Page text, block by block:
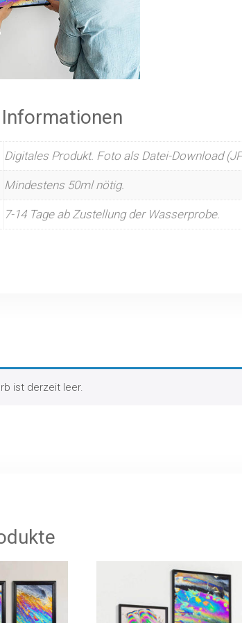
Digitales Produkt. Foto als Datei-Download
Mindestens 50ml nötig.
7-14 Tage ab Zustellung der Wasserprobe.
ist derzeit leer.